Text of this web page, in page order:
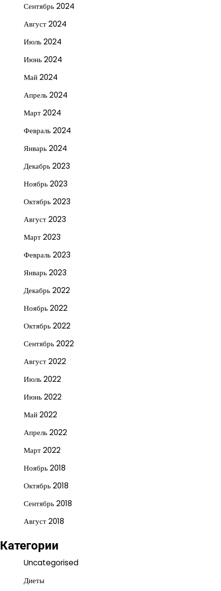
Сентябрь 2024
Август 2024
Июль 2024
Июнь 2024
Май 2024
Апрель 2024
Март 2024
Февраль 2024
Январь 2024
Декабрь 2023
Ноябрь 2023
Октябрь 2023
Август 2023
Март 2023
Февраль 2023
Январь 2023
Декабрь 2022
Ноябрь 2022
Октябрь 2022
Сентябрь 2022
Август 2022
Июль 2022
Июнь 2022
Май 2022
Апрель 2022
Март 2022
Ноябрь 2018
Октябрь 2018
Сентябрь 2018
Август 2018
Категории
Uncategorised
Диеты